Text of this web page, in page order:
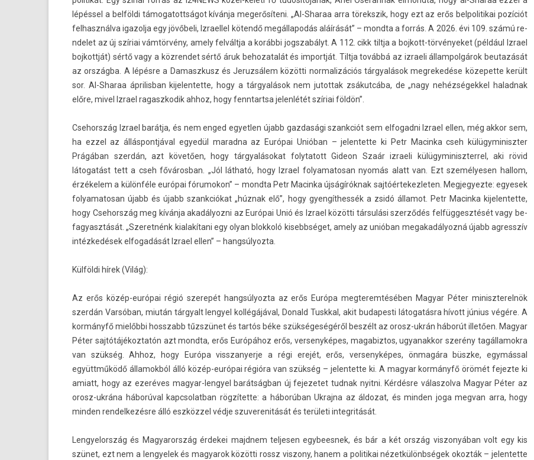
lépéssel a belföldi támogatottságot kívánja megerősíteni. „Al-Sharaa arra törekszik, hogy ezt az erős be­lpolitikai pozíciót
fel­használ­va igazol­ja egy jövőbeli, Iz­rael­lel kötendő megál­lapodás aláírását” – mondta a forrás. A 2026. évi 109. számú re­
ndelet az új szíriai vámtörvény, amely felváltja a korábbi jogszabályt. A 112. cikk tiltja a bojkott-törvényeket (például Iz­rael
boj­kottját) sértő vagy a köz­rendet sértő áruk be­hozatalát és im­portját. Tiltja továbbá az iz­raeli állam­polgárok be­utazását
az országba. A lépésre a Damaszkusz és Jeruz­sálem közötti nor­malizációs tárgyalások meg­rekedése közepet­te került
sor. Al-Sharaa április­ban kijelen­tette, hogy a tárgyalások nem jutot­tak zsákutcába, de „nagy nehéz­ségek­kel halad­nak
előre, mivel Iz­rael ragaszkodik ahhoz, hogy fenntartsa jelen­létét szíriai földön”.
Csehország Iz­rael barátja, és nem enged egyetl­en újabb gaz­dasági szankciót sem el­fogad­ni Iz­rael ellen, még akkor sem,
ha ezzel az állás­pontjáv­al egyedül marad­na az Európai Unióban – jelen­tette ki Petr Macin­ka cseh külügyminiszt­er
Prágában szerdán, azt követően, hogy tárgyalásokat folytatott Gideon Szaár iz­raeli külügyminiszter­rel, aki rövid
látogatást tett a cseh főváros­ban. „Jól látható, hogy Iz­rael folyamatosan nyomás alatt van. Ezt személyes­en hal­lom,
érzékelem a különféle európai fórumokon” – mondta Petr Macin­ka újságíróknak saj­tóér­tekez­let­en. Meg­jegyez­te: egyesek
folyamatosan újabb és újabb szankciókat „húznak elő”, hogy gyengíthessék a zsidó államot. Petr Macin­ka kijelen­tette,
hogy Csehország meg kívánja akadályoz­ni az Európai Unió és Iz­rael közötti társulási szerződés fel­függesztését vagy be­
fagyasztását. „Szeret­nénk kialakítani egy olyan blok­koló kisebbséget, amely az unióban megakadályozná újabb ag­resszív
intézkedések el­fogadását Iz­rael ellen” – han­gsúlyoz­ta.
Külföldi hírek (Világ):
Az erős közép-európai régió szerepét han­gsúlyoz­ta az erős Európa meg­terem­téséb­en Magyar Péter miniszterel­nök
szerdán Varsóban, miután tár­gyalt len­gyel kollégájával, Donald Tuskk­al, akit budapes­ti látogatásra hívott június végére. A
kormányfő mielőbbi hosszabb tűzszünet és tartós béke szükségeségéről beszélt az orosz-ukrán háborút illetően. Magyar
Péter saj­tótájékoz­tatón azt mondta, erős Európához erős, ver­senyképes, magabiz­tos, ugyanak­kor szerény tagál­lamok­ra
van szükség. Ahhoz, hogy Európa visszanyer­je a régi erejét, erős, ver­senyképes, önmagára büszke, egymással
együttműködő államok­ból álló közép-európai régióra van szükség – jelen­tette ki. A magyar kormányfő örömét fejez­te ki
amiatt, hogy az ezeréves magyar-lengyel barátságban új fejezetet tud­nak nyit­ni. Kérdésre válas­zolva Magyar Péter az
orosz-ukrána háborúval kapcsolat­ban rögzítette: a háborúban Uk­rajna az áldozat, és mind­en joga meg­van arra, hogy
mind­en re­ndel­kezés­re álló eszközzel védje szuverenitását és területi in­teg­ritását.
Len­gyelország és Magyarország érdekei majdnem tel­jes­en egybees­nek, és bár a két ország vis­zonyában volt egy kis
szünet, ezt nem a len­gyelek és magyarok közötti rossz vis­zony, hanem a politikai nézetkülönbségek okozták – jelen­tette